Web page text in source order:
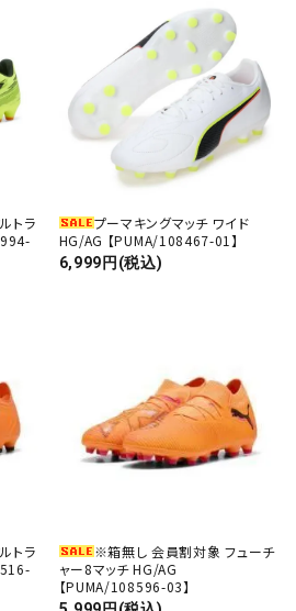
トラ
プーマキングマッチ ワイド
HG/AG 【PUMA/108467-01】
6,999円(税込)
トラ
※箱無し 会員割対象 フューチ
ャー8マッチ HG/AG
【PUMA/108596-03】